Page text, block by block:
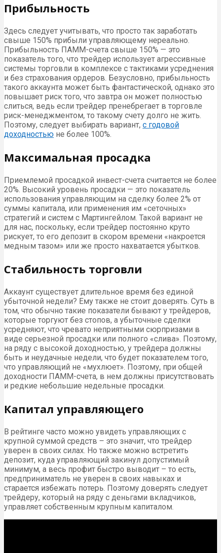
Прибыльность
Здесь следует учитывать, что просто так заработать
свыше 150% прибыли управляющему нереально.
Прибыльность ПАММ-счета свыше 150% — это
показатель того, что трейдер использует агрессивные
системы торговли в комплексе с тактиками усреднения
и без страхования ордеров. Безусловно, прибыльность
такого аккаунта может быть фантастической, однако это
повышает риск того, что завтра он может полностью
слиться, ведь если трейдер пренебрегает в торговле
риск-менеджментом, то такому счету долго не жить.
Поэтому, следует выбирать вариант, с годовой
доходностью не более 100%.
Максимальная просадка
Приемлемой просадкой инвест-счета считается не более
20%. Высокий уровень просадки — это показатель
использования управляющим на сделку более 2% от
суммы капитала, или применения им «сеточных»
стратегий и систем с Мартингейлом. Такой вариант не
для нас, поскольку, если трейдер постоянно круто
рискует, то его депозит в скором времени «накроется
медным тазом» или же просто нахватается убытков.
Стабильность торговли
Аккаунт существует длительное время без единой
убыточной недели? Ему также не стоит доверять. Суть в
том, что обычно такие показатели бывают у трейдеров,
которые торгуют без стопов, а убыточные сделки
усредняют, что чревато неприятными сюрпризами в
виде серьезной просадки или полного «слива». Поэтому,
на ряду с высокой доходностью, у трейдера должны
быть и неудачные недели, что будет показателем того,
что управляющий не «мухлюет». Поэтому, при общей
доходности ПАММ-счета, в нем должны присутствовать
и редкие небольшие недельные просадки.
Капитал управляющего
В рейтинге часто можно увидеть управляющих с
крупной суммой средств – это значит, что трейдер
уверен в своих силах. Но также можно встретить
депозит, куда управляющий закинул допустимый
минимум, а весь профит быстро выводит – то есть,
предприниматель не уверен в своих навыках и
старается избежать потерь. Поэтому доверять следует
трейдеру, который на ряду с деньгами вкладчиков,
управляет собственным крупным капиталом.